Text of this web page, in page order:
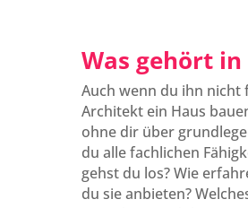
Was gehört
Auch wenn du ihn nicht
Architekt ein Haus
ohne dir über
du alle fachlichen
gehst du los? Wie
du sie anbieten?